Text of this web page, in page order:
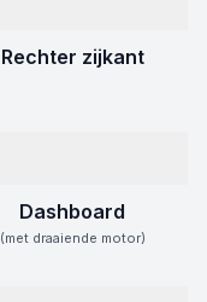
Rechter zijkant
Dashboard
(met draaiende motor)